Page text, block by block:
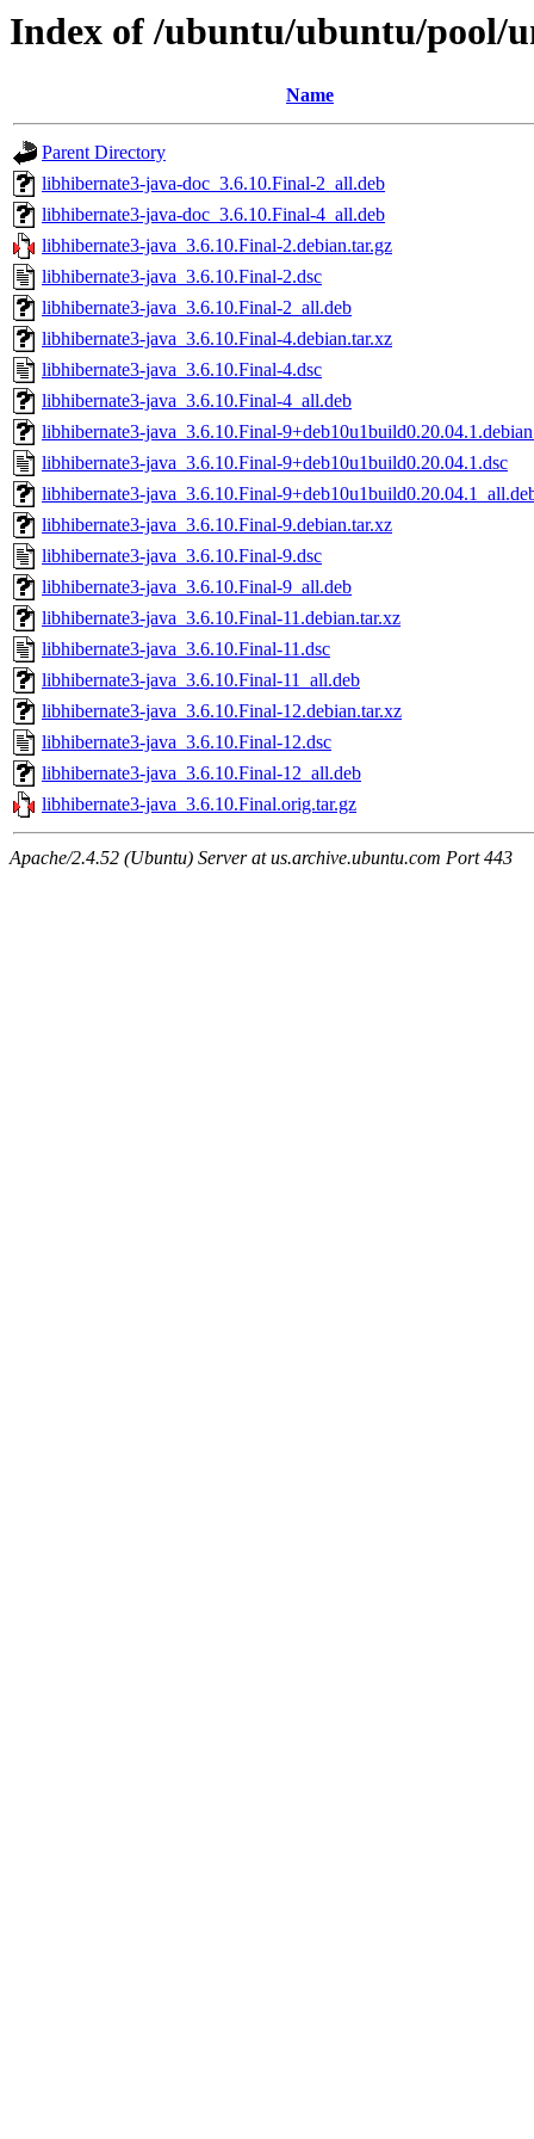
Index of /ubuntu/ubuntu/pool/
Name
Parent Directory
libhibernate3-java-doc_3.6.10.Final-2_all.deb
libhibernate3-java-doc_3.6.10.Final-4_all.deb
libhibernate3-java_3.6.10.Final-2.debian.tar.gz
libhibernate3-java_3.6.10.Final-2.dsc
libhibernate3-java_3.6.10.Final-2_all.deb
libhibernate3-java_3.6.10.Final-4.debian.tar.xz
libhibernate3-java_3.6.10.Final-4.dsc
libhibernate3-java_3.6.10.Final-4_all.deb
libhibernate3-java_3.6.10.Final-
libhibernate3-java_3.6.10.Final-9+deb10u1build0.20.04.1.dsc
libhibernate3-java_3.6.10.Final-
libhibernate3-java_3.6.10.Final-9.debian.tar.xz
libhibernate3-java_3.6.10.Final-9.dsc
libhibernate3-java_3.6.10.Final-9_all.deb
libhibernate3-java_3.6.10.Final-11.debian.tar.xz
libhibernate3-java_3.6.10.Final-11.dsc
libhibernate3-java_3.6.10.Final-11_all.deb
libhibernate3-java_3.6.10.Final-12.debian.tar.xz
libhibernate3-java_3.6.10.Final-12.dsc
libhibernate3-java_3.6.10.Final-12_all.deb
libhibernate3-java_3.6.10.Final.orig.tar.gz
Apache/2.4.52 (Ubuntu) Server at us.archive.ubuntu.com Port 443